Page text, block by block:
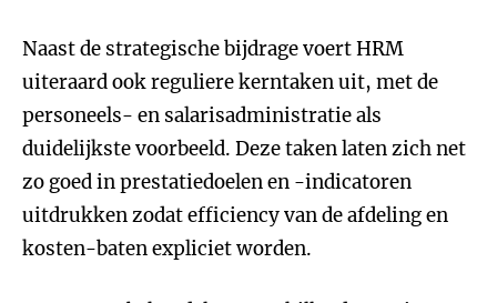
Naast de strategische bijdrage voert HRM
uiteraard ook reguliere kerntaken uit, met de
personeels- en salarisadministratie als
duidelijkste voorbeeld. Deze taken laten zich net
zo goed in prestatiedoelen en -indicatoren
uitdrukken zodat efficiency van de afdeling en
kosten-baten expliciet worden.